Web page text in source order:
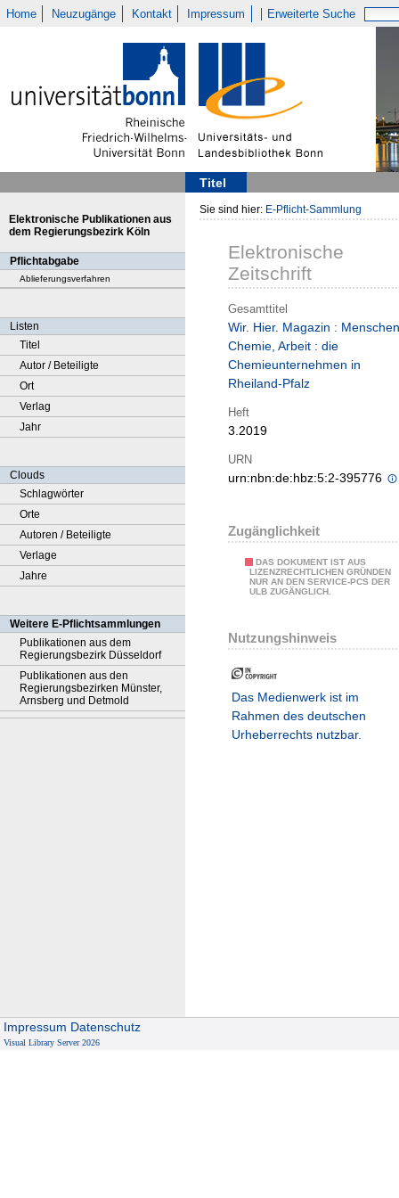
Home Neuzugänge Kontakt Impressum Erweiterte Suche
Titel
Elektronische Publikationen aus
dem Regierungsbezirk Köln
Pflichtabgabe
Ablieferungsverfahren
Listen
Titel
Autor / Beteiligte
Ort
Verlag
Jahr
Clouds
Schlagwörter
Orte
Autoren / Beteiligte
Verlage
Jahre
Weitere E-Pflichtsammlungen
Publikationen aus dem
Regierungsbezirk Düsseldorf
Publikationen aus den
Regierungsbezirken Münster,
Arnsberg und Detmold
Sie sind hier: E-Pflicht-Sammlung
Elektronische
Zeitschrift
Gesamttitel
Wir. Hier. Magazin :
Chemie, Arbeit : die
Chemieunternehmen in
Rheiland-Pfalz
Heft
3.2019
URN
urn:nbn:de:hbz:5:2-395776
Zugänglichkeit
DAS DOKUMENT IST AUS
LIZENZRECHTLICHEN GRÜNDEN
NUR AN DEN SERVICE-PCS DER
ULB ZUGÄNGLICH.
Nutzungshinweis
Das Medienwerk ist im
Rahmen des deutschen
Urheberrechts nutzbar.
Impressum Datenschutz
Visual Library Server 2026